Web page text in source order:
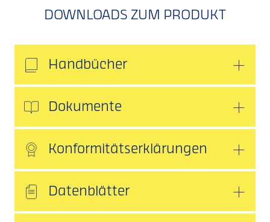
DOWNLOADS ZUM PRODUKT
Handbücher
Dokumente
Konformitätserklärungen
Datenblätter